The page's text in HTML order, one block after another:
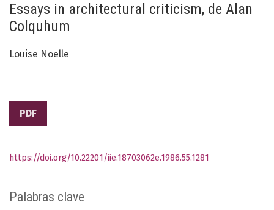
Essays in architectural criticism, de Alan
Colquhum
Louise Noelle
PDF
Palabras clave
https://doi.org/10.22201/iie.18703062e.1986.55.1281